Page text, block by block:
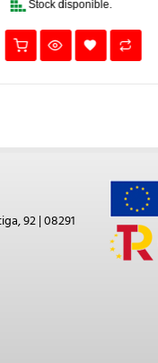
Stock disponible.
92 | 08291